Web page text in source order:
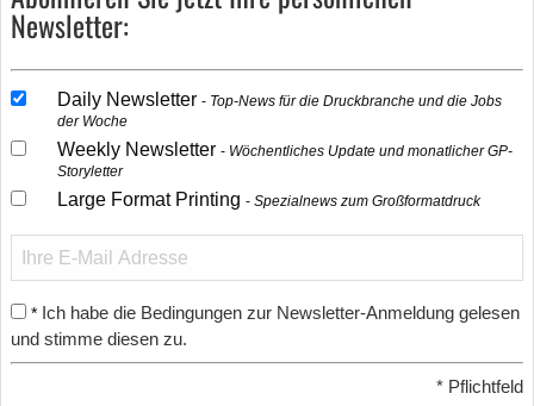
Newsletter:
Daily Newsletter
Top-News für die Druckbranche und die Jobs
der Woche
Weekly Newsletter
Wöchentliches Update und monatlicher GP-
Storyletter
Large Format Printing Spezialnews zum Großformatdruck
* Ich habe die Bedingungen zur Newsletter-Anmeldung gelesen
und stimme diesen zu.
* Pflichtfeld